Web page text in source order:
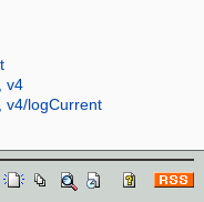
v4
v4/logCurrent